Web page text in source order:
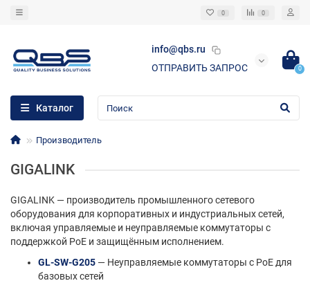
0 0
info@qbs.ru
ОТПРАВИТЬ ЗАПРОС
0
Каталог
Производитель
GIGALINK
GIGALINK — производитель промышленного сетевого
оборудования для корпоративных и индустриальных сетей,
включая управляемые и неуправляемые коммутаторы с
поддержкой PoE и защищённым исполнением.
GL-SW-G205 — Неуправляемые коммутаторы с PoE для
базовых сетей